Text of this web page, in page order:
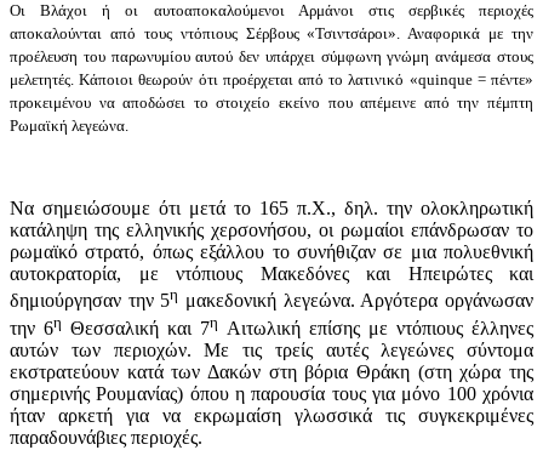
Οι Βλάχοι ή οι αυτοαποκαλούμενοι Αρμάνοι στις σερβικές περιοχές
αποκαλούνται από τους ντόπιους Σέρβους «Τσιντσάροι». Αναφορικά με την
προέλευση του παρωνυμίου αυτού δεν υπάρχει σύμφωνη γνώμη ανάμεσα στους
μελετητές. Κάποιοι θεωρούν ότι προέρχεται από το λατινικό «quinque = πέντε»
προκειμένου να αποδώσει το στοιχείο εκείνο που απέμεινε από την πέμπτη
Ρωμαϊκή λεγεώνα.
Να σημειώσουμε ότι μετά το 165 π.Χ., δηλ. την ολοκληρωτική
κατάληψη της ελληνικής χερσονήσου, οι ρωμαίοι επάνδρωσαν το
ρωμαϊκό στρατό, όπως εξάλλου το συνήθιζαν σε μια πολυεθνική
αυτοκρατορία, με ντόπιους Μακεδόνες και Ηπειρώτες και
δημιούργησαν την 5η μακεδονική λεγεώνα. Αργότερα οργάνωσαν
την 6η Θεσσαλική και 7η Αιτωλική επίσης με ντόπιους έλληνες
αυτών των περιοχών. Με τις τρείς αυτές λεγεώνες σύντομα
εκστρατεύουν κατά των Δακών στη βόρια Θράκη (στη χώρα της
σημερινής Ρουμανίας) όπου η παρουσία τους για μόνο 100 χρόνια
ήταν αρκετή για να εκρωμαίση γλωσσικά τις συγκεκριμένες
παραδουνάβιες περιοχές.